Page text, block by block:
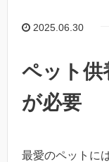
2025.06.30
ペット供
が必要
最愛のペットに